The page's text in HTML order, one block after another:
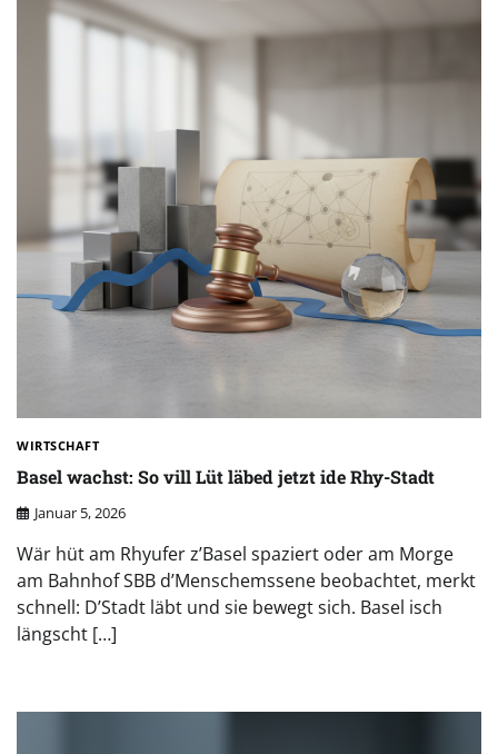
WIRTSCHAFT
Basel wachst: So vill Lüt läbed jetzt ide Rhy-Stadt
Januar 5, 2026
Wär hüt am Rhyufer z’Basel spaziert oder am Morge
am Bahnhof SBB d’Menschemssene beobachtet, merkt
schnell: D’Stadt läbt und sie bewegt sich. Basel isch
längscht […]